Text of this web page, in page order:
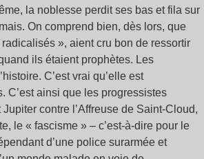
la noblesse perdit ses bas et fila sur
On comprend bien, dès lors, que
», aient cru bon de ressortir
ils étaient prophètes. Les
C’est vrai qu’elle est
C’est ainsi que les progressistes
contre l’Affreuse de Saint-Cloud,
le « fascisme » – c’est-à-dire pour le
d’une police surarmée et